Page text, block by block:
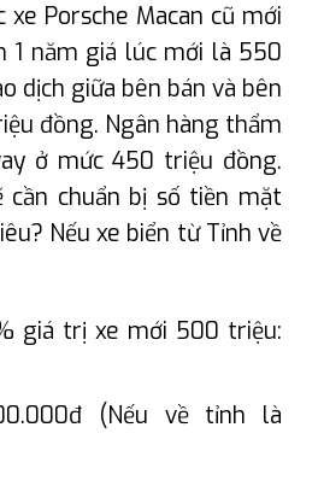
xe Porsche Macan cũ mới
1 năm giá lúc mới là 550
dịch giữa bên bán và bên
đồng. Ngân hàng thẩm
ở mức 450 triệu đồng.
cần chuẩn bị số tiền mặt
Nếu xe biển từ Tỉnh về
giá trị xe mới 500 triệu:
(Nếu về tỉnh là